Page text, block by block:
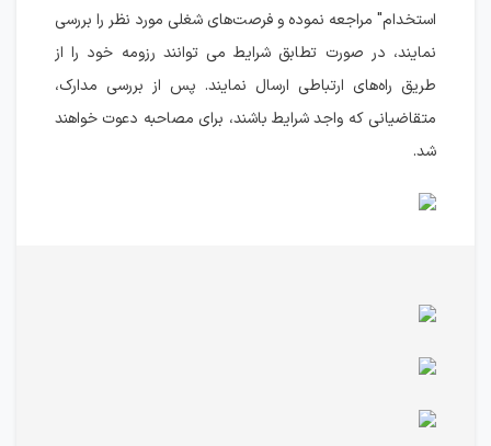
استخدام" مراجعه نموده و فرصت‌های شغلی مورد نظر را بررسی
نمایند، در صورت تطابق شرایط می توانند رزومه خود را از
طریق راه‌های ارتباطی ارسال نمایند. پس از بررسی مدارک،
متقاضیانی که واجد شرایط باشند، برای مصاحبه دعوت خواهند
شد.